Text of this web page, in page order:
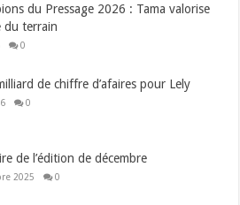
du Pressage 2026 : Tama valorise
du terrain
0
de chiffre d’afaires pour Lely
0
de l’édition de décembre
2025 0